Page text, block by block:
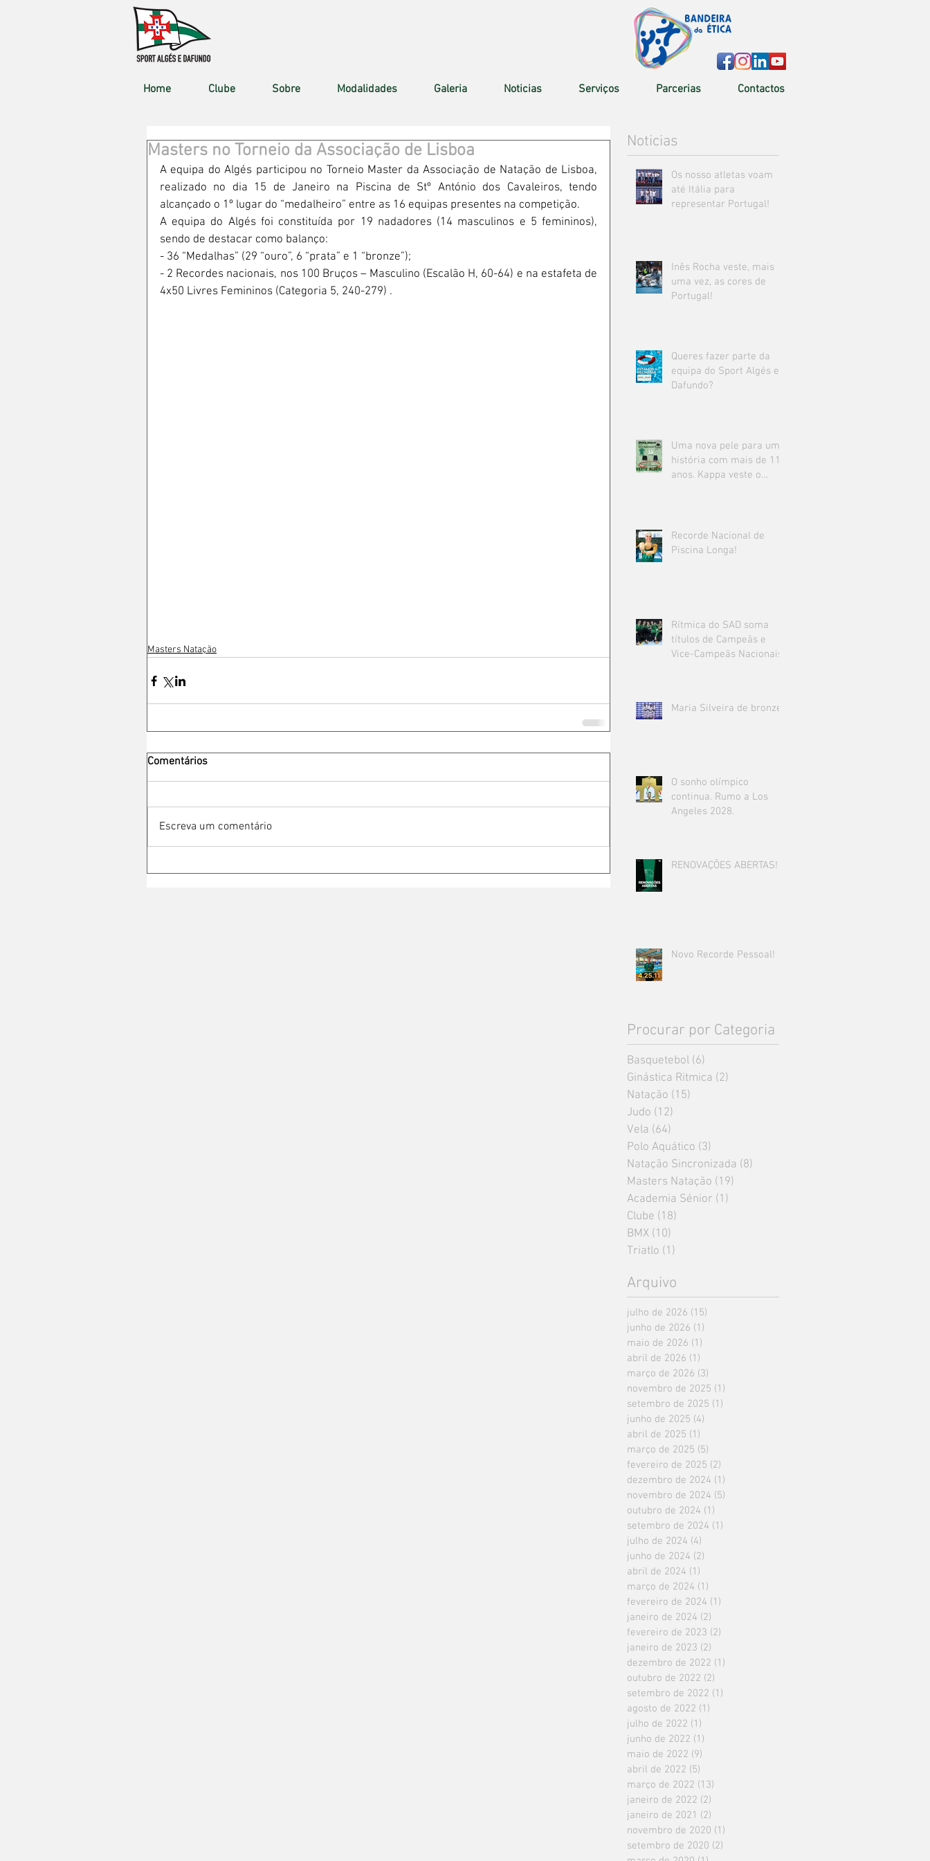
Home Clube Sobre Modalidades Galeria Noticias Serviços Parcerias Contactos
Masters no Torneio da Associação de Lisboa
A equipa do Algés participou no Torneio Master da Associação de Natação de Lisboa,
realizado no dia 15 de Janeiro na Piscina de Stº António dos Cavaleiros, tendo
alcançado o 1º lugar do “medalheiro” entre as 16 equipas presentes na competição.
A equipa do Algés foi constituída por 19 nadadores (14 masculinos e 5 femininos),
sendo de destacar como balanço:
- 36 “Medalhas” (29 “ouro”, 6 “prata” e 1 “bronze”);
- 2 Recordes nacionais, nos 100 Bruços – Masculino (Escalão H, 60-64) e na estafeta de
4x50 Livres Femininos (Categoria 5, 240-279) .
Masters Natação
Comentários
Escreva um comentário
Noticias
Os nosso atletas voam
até Itália para
representar Portugal!
Inês Rocha veste, mais
uma vez, as cores de
Portugal!
Queres fazer parte da
equipa do Sport Algés e
Dafundo?
Uma nova pele para uma
história com mais de 111
anos. Kappa veste o
Recorde Nacional de
Piscina Longa!
Rítmica do SAD soma
títulos de Campeãs e
Vice-Campeãs Nacionais!
Maria Silveira de bronze!
O sonho olímpico
continua. Rumo a Los
Angeles 2028.
RENOVAÇÕES ABERTAS!
Novo Recorde Pessoal!
Procurar por Categoria
Basquetebol (6)
Ginástica Ritmica (2)
Natação (15)
Judo (12)
Vela (64)
Polo Aquático (3)
Natação Sincronizada (8)
Masters Natação (19)
Academia Sénior (1)
Clube (18)
BMX (10)
Triatlo (1)
Arquivo
julho de 2026 (15)
junho de 2026 (1)
maio de 2026 (1)
abril de 2026 (1)
março de 2026 (3)
novembro de 2025 (1)
setembro de 2025 (1)
junho de 2025 (4)
abril de 2025 (1)
março de 2025 (5)
fevereiro de 2025 (2)
dezembro de 2024 (1)
novembro de 2024 (5)
outubro de 2024 (1)
setembro de 2024 (1)
julho de 2024 (4)
junho de 2024 (2)
abril de 2024 (1)
março de 2024 (1)
fevereiro de 2024 (1)
janeiro de 2024 (2)
fevereiro de 2023 (2)
janeiro de 2023 (2)
dezembro de 2022 (1)
outubro de 2022 (2)
setembro de 2022 (1)
agosto de 2022 (1)
julho de 2022 (1)
junho de 2022 (1)
maio de 2022 (9)
abril de 2022 (5)
março de 2022 (13)
janeiro de 2022 (2)
janeiro de 2021 (2)
novembro de 2020 (1)
setembro de 2020 (2)